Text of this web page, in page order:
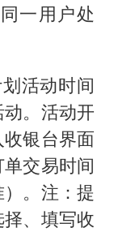
一用户处
活动时间
。活动开
银台界面
交易时间
。注：提
、填写收